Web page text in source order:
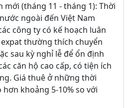
mới (tháng 11 - tháng 1): Thời
ngoài đến Việt Nam
công ty có kế hoạch luân
thường thích chuyển
sau kỳ nghỉ lễ để ổn định
căn hộ cao cấp, có tiện ích
Giá thuê ở những thời
khoảng 5-10% so với